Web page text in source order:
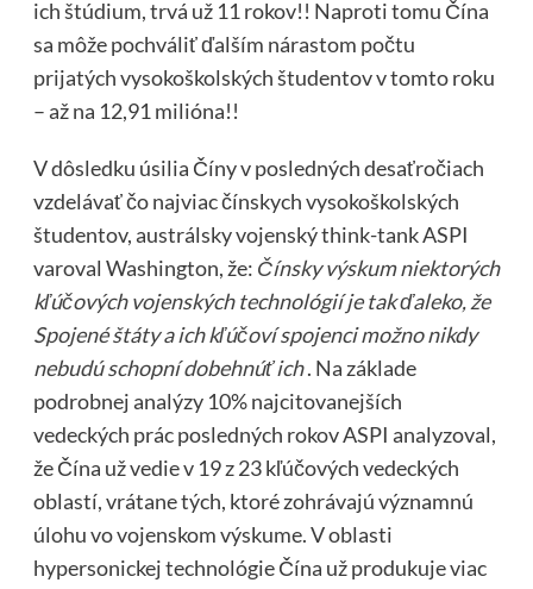
ich štúdium, trvá už 11 rokov!! Naproti tomu Čína
sa môže pochváliť ďalším nárastom počtu
prijatých vysokoškolských študentov v tomto roku
– až na 12,91 milióna!!
V dôsledku úsilia Číny v posledných desaťročiach
vzdelávať čo najviac čínskych vysokoškolských
študentov, austrálsky vojenský think-tank ASPI
varoval Washington, že: Čínsky výskum niektorých
kľúčových vojenských technológií je tak ďaleko, že
Spojené štáty a ich kľúčoví spojenci možno nikdy
nebudú schopní dobehnúť ich. Na základe
podrobnej analýzy 10% najcitovanejších
vedeckých prác posledných rokov ASPI analyzoval,
že Čína už vedie v 19 z 23 kľúčových vedeckých
oblastí, vrátane tých, ktoré zohrávajú významnú
úlohu vo vojenskom výskume. V oblasti
hypersonickej technológie Čína už produkuje viac